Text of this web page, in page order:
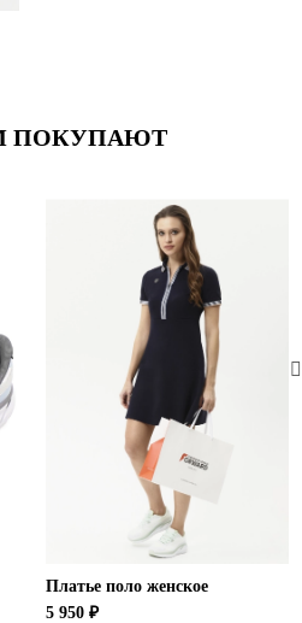
ПОКУПАЮТ
Платье поло женское
5 950 ₽